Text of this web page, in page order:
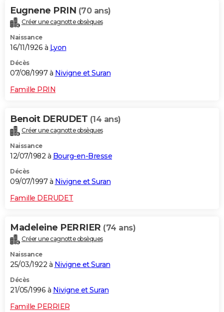
Eugnene PRIN (70 ans)
Créer une cagnotte obsèques
Naissance
16/11/1926 à Lyon
Décès
07/08/1997 à Nivigne et Suran
Famille PRIN
Benoit DERUDET (14 ans)
Créer une cagnotte obsèques
Naissance
12/07/1982 à Bourg-en-Bresse
Décès
09/07/1997 à Nivigne et Suran
Famille DERUDET
Madeleine PERRIER (74 ans)
Créer une cagnotte obsèques
Naissance
25/03/1922 à Nivigne et Suran
Décès
21/05/1996 à Nivigne et Suran
Famille PERRIER